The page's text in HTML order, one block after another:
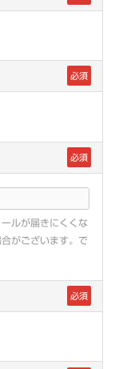
必須
必須
ルが届きにくくな
がございます。で
必須